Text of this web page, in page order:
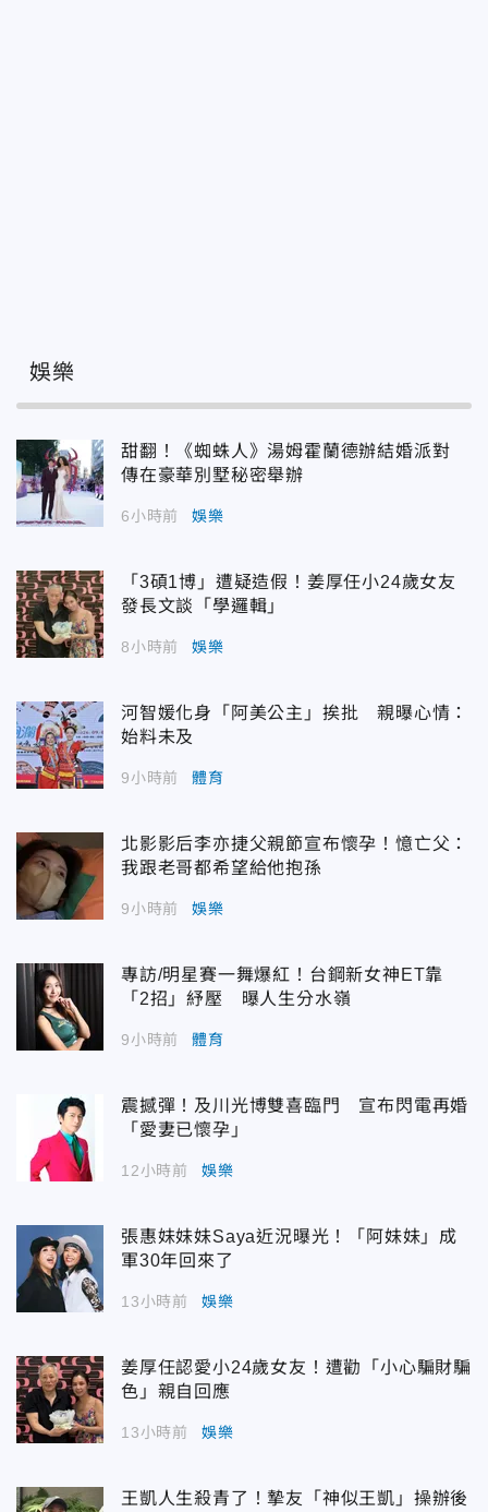
娛樂
甜翻！《蜘蛛人》湯姆霍蘭德辦結婚派對
傳在豪華別墅秘密舉辦
6小時前 娛樂
「3碩1博」遭疑造假！姜厚任小24歲女友
發長文談「學邏輯」
8小時前 娛樂
河智媛化身「阿美公主」挨批 親曝心情：
始料未及
9小時前 體育
北影影后李亦捷父親節宣布懷孕！憶亡父：
我跟老哥都希望給他抱孫
9小時前 娛樂
專訪/明星賽一舞爆紅！台鋼新女神ET靠
「2招」紓壓 曝人生分水嶺
9小時前 體育
震撼彈！及川光博雙喜臨門 宣布閃電再婚
「愛妻已懷孕」
12小時前 娛樂
張惠妹妹妹Saya近況曝光！「阿妹妹」成
軍30年回來了
13小時前 娛樂
姜厚任認愛小24歲女友！遭勸「小心騙財騙
色」親自回應
13小時前 娛樂
王凱人生殺青了！摯友「神似王凱」操辦後